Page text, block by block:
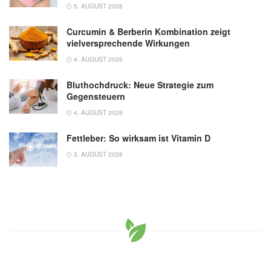
5. AUGUST 2026
Curcumin & Berberin Kombination zeigt
vielversprechende Wirkungen
4. AUGUST 2026
Bluthochdruck: Neue Strategie zum
Gegensteuern
4. AUGUST 2026
Fettleber: So wirksam ist Vitamin D
3. AUGUST 2026